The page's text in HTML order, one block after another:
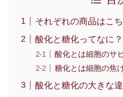
それぞれの商品はこ
酸化と糖化ってなに？
酸化とは細胞のサ
糖化とは細胞の焦
酸化と糖化の大きな